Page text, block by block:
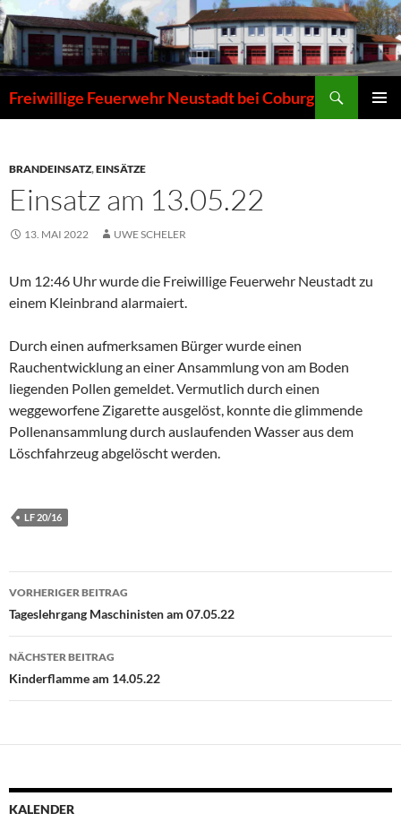
Zum
Inhalt
springen
Freiwillige Feuerwehr Neustadt bei Coburg
BRANDEINSATZ,EINSÄTZE
Einsatz am 13.05.22
13. MAI 2022 UWE SCHELER
Um 12:46 Uhr wurde die Freiwillige Feuerwehr Neustadt zu
einem Kleinbrand alarmaiert.
Durch einen aufmerksamen Bürger wurde einen
Rauchentwicklung an einer Ansammlung von am Boden
liegenden Pollen gemeldet. Vermutlich durch einen
weggeworfene Zigarette ausgelöst, konnte die glimmende
Pollenansammlung durch auslaufenden Wasser aus dem
Löschfahrzeug abgelöscht werden.
LF 20/16
Beitragsnavigation
VORHERIGER BEITRAG
Tageslehrgang Maschinisten am 07.05.22
NÄCHSTER BEITRAG
Kinderflamme am 14.05.22
KALENDER